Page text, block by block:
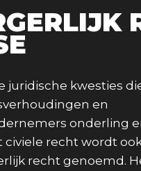
juridische kwesties
en
onderling
civiele recht wordt
recht genoemd.